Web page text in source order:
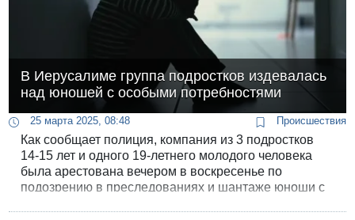
В Иерусалиме группа подростков издевалась
над юношей с особыми потребностями
25 марта 2025, 08:48 Происшествия
Как сообщает полиция, компания из 3 подростков
14-15 лет и одного 19-летнего молодого человека
была арестована вечером в воскресенье по
подозрению в преследованиях и шантаже юноши с